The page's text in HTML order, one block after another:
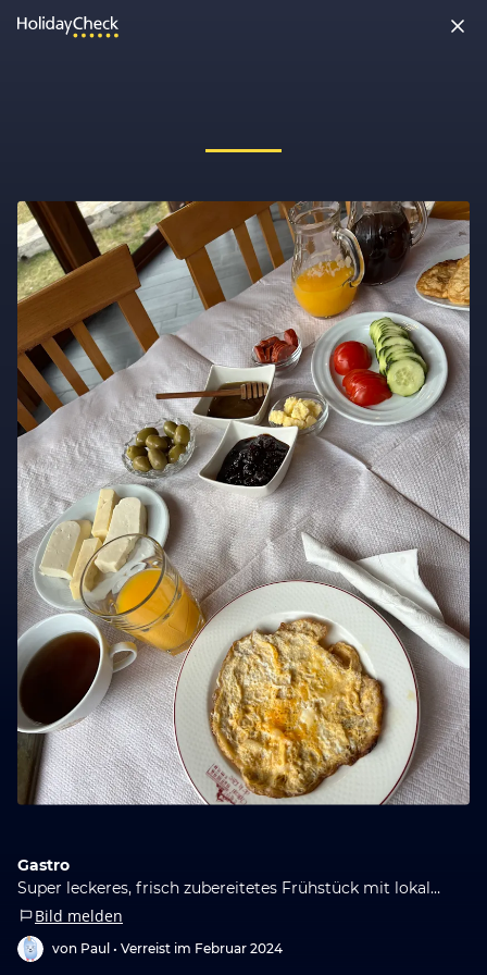
Gastro
Super leckeres, frisch zubereitetes Frühstück mit lokalen Produkten
Bild melden
von Paul • Verreist im Februar 2024
erreichbar. Tippe bitte die Adresse noch einmal ein oder ruf uns
kostenlos an unter0891 437 9100.
Seite neu laden